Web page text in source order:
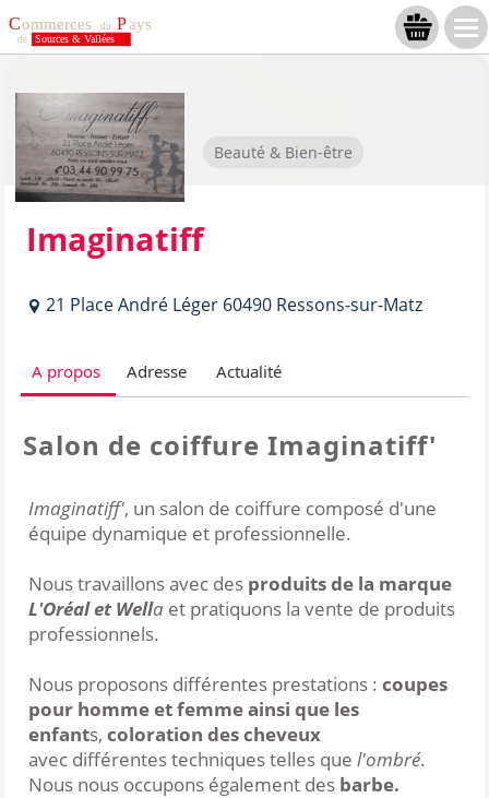
Beauté & Bien-être
Imaginatiff
21 Place André Léger 60490 Ressons-sur-Matz
A propos Adresse Actualité
Salon de coiffure Imaginatiff'
Imaginatiff', un salon de coiffure composé d'une
équipe dynamique et professionnelle.
Nous travaillons avec des produits de la marque
L'Oréal et Wella et pratiquons la vente de produits
professionnels.
Nous proposons différentes prestations : coupes
pour homme et femme ainsi que les
enfants, coloration des cheveux
avec différentes techniques telles que l'ombré.
Nous nous occupons également des barbe.